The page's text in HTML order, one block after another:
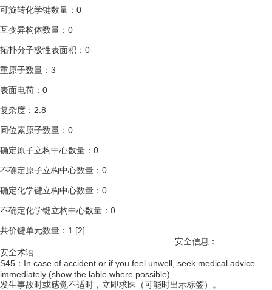
可旋转化学键数量：0
互变异构体数量：0
拓扑分子极性表面积 ：0
重原子数量：3
表面电荷 ：0
复杂度：2.8
同位素原子数量：0
确定原子立构中心数量：0
不确定原子立构中心数量：0
确定化学键立构中心数量：0
不确定化学键立构中心数量：0
共价键单元数量：1 [2]
安全信息：
安全术语
S45：In case of accident or if you feel unwell, seek medical advice
immediately (show the lable where possible).
发生事故时或感觉不适时，立即求医（可能时出示标签）。